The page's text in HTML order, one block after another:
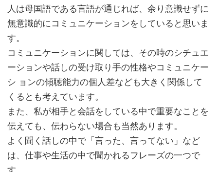
人は母国語である言語が通じれば、余り意識せずに
無意識的にコミュニケーションをしていると思いま
す。
コミュニケーションに関しては、その時のシチュエ
ーションや話しの受け取り手の性格やコミュニケー
シ ョンの傾聴能力の個人差なども大きく関係して
くるとも考えています。
また、私が相手と会話をしている中で重要なことを
伝えても、伝わらない場合も当然あります。
よく聞く話しの中で「言った、言ってない」など
は、仕事や生活の中で聞かれるフレーズの一つで
す。